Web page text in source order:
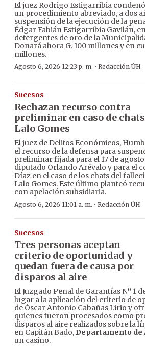
El juez Rodrigo Estigarribia
un procedimiento abreviado, a dos
suspensión de la ejecución de la
Édgar Fabián Estigarribia Gavilán,
detergentes de oro de la
Donará ahora G. 100 millones y en
millones.
Agosto 6, 2026 12:23 p. m. · Redacción ÚH
Sucesos
Rechazan recurso contra
preliminar en caso de
Lalo Gomes
El juez de Delitos Económicos,
el recurso de la defensa para
preliminar fijada para el 17 de
diputado Orlando Arévalo y para el
Díaz en el caso de los chats del
Lalo Gomes. Este último planteó
con apelación subsidiaria.
Agosto 6, 2026 11:01 a. m. · Redacción ÚH
Sucesos
Tres personas aceptan
criterio de oportunidad y
quedan fuera de causa por
disparos al aire
El Juzgado Penal de Garantías Nº 1
lugar a la aplicación del criterio de
de Óscar Antonio Cabañas Lirio y
quienes fueron procesados como
disparos al aire realizados sobre la
en Capitán Bado, Departamento de
un casino.